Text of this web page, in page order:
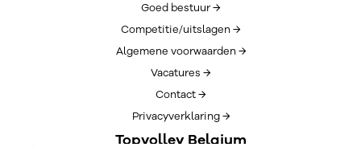
Goed bestuur →
Competitie/uitslagen →
Algemene voorwaarden →
Vacatures →
Contact →
Privacyverklaring →
Topvolley Belgium